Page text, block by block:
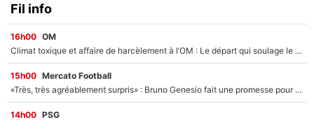
Fil info
16h00 OM
Climat toxique et affaire de harcèlement à l’OM : Le départ qui soulage le vestiaire de Bruno Genesio
15h00 Mercato Football
«Très, très agréablement surpris» : Bruno Genesio fait une promesse pour la suite du mercato de l’OM et rassure les supporters
14h00 PSG